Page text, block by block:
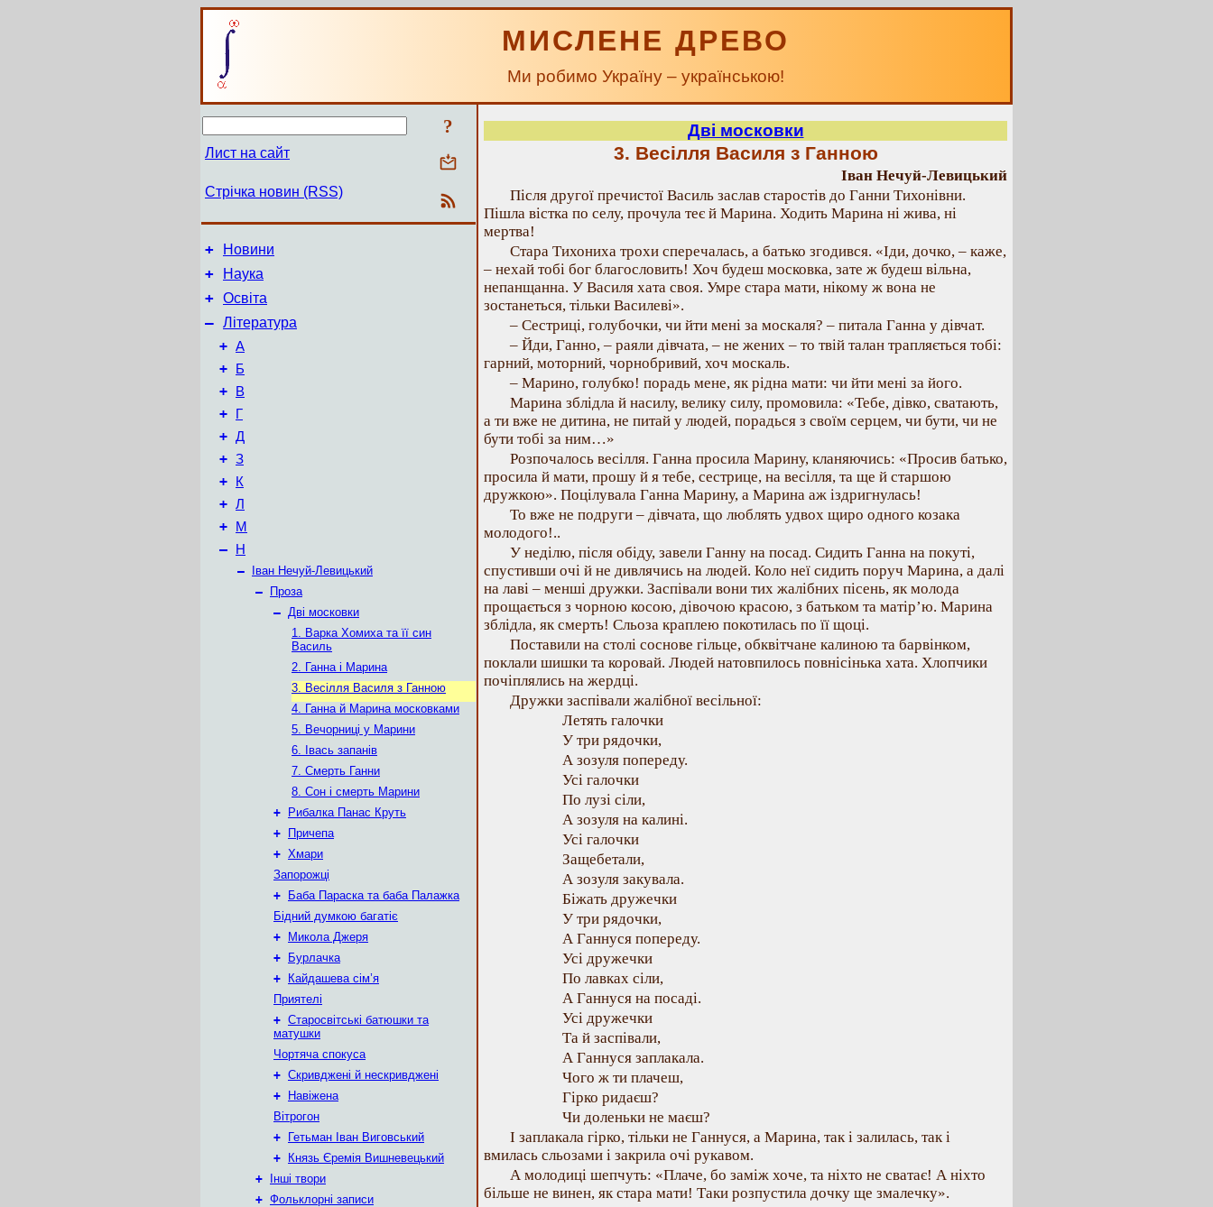
МИСЛЕНЕ ДРЕВО
Ми робимо Україну – українською!
?
Лист на сайт
Стрічка новин (RSS)
+ Новини
+ Наука
+ Освіта
– Література
+ А
+ Б
+ В
+ Г
+ Д
+ З
+ К
+ Л
+ М
– Н
–
Іван Нечуй-Левицький
–
Проза
– Дві московки
1. Варка Хомиха та її син
Василь
2. Ганна і Марина
3. Весілля Василя з Ганною
4. Ганна й Марина московками
5. Вечорниці у Марини
6. Івась запанів
7. Смерть Ганни
8. Сон і смерть Марини
+
Рибалка Панас Круть
+
Причепа
+ Хмари
Запорожці
+
Баба Параска та баба Палажка
Бідний думкою багатіє
+
Микола Джеря
+
Бурлачка
+
Кайдашева сім’я
Приятелі
+ Старосвітські батюшки та
матушки
Чортяча спокуса
+ Скривджені й нескривджені
+
Навіжена
Вітрогон
+
Гетьман Іван Виговський
+
Князь Єремія Вишневецький
+
Інші твори
+ Фольклорні записи
Дві московки
3. Весілля Василя з Ганною
Іван Нечуй-Левицький
Після другої пречистої Василь заслав старостів до Ганни Тихонівни.
Пішла вістка по селу, прочула теє й Марина. Ходить Марина ні жива, ні
мертва!
Стара Тихониха трохи сперечалась, а батько згодився. «Іди, дочко, – каже,
– нехай тобі бог благословить! Хоч будеш московка, зате ж будеш вільна,
непанщанна. У Василя хата своя. Умре стара мати, нікому ж вона не
зостанеться, тільки Василеві».
– Сестриці, голубочки, чи йти мені за москаля? – питала Ганна у дівчат.
– Йди, Ганно, – раяли дівчата, – не жених – то твій талан трапляється тобі:
гарний, моторний, чорнобривий, хоч москаль.
– Марино, голубко! порадь мене, як рідна мати: чи йти мені за його.
Марина зблідла й насилу, велику силу, промовила: «Тебе, дівко, сватають,
а ти вже не дитина, не питай у людей, порадься з своїм серцем, чи бути, чи не
бути тобі за ним…»
Розпочалось весілля. Ганна просила Марину, кланяючись: «Просив батько,
просила й мати, прошу й я тебе, сестрице, на весілля, та ще й старшою
дружкою». Поцілувала Ганна Марину, а Марина аж іздригнулась!
То вже не подруги – дівчата, що люблять удвох щиро одного козака
молодого!..
У неділю, після обіду, завели Ганну на посад. Сидить Ганна на покуті,
спустивши очі й не дивлячись на людей. Коло неї сидить поруч Марина, а далі
на лаві – менші дружки. Заспівали вони тих жалібних пісень, як молода
прощається з чорною косою, дівочою красою, з батьком та матір’ю. Марина
зблідла, як смерть! Сльоза краплею покотилась по її щоці.
Поставили на столі соснове гільце, обквітчане калиною та барвінком,
поклали шишки та коровай. Людей натовпилось повнісінька хата. Хлопчики
почіплялись на жердці.
Дружки заспівали жалібної весільної:
Летять галочки
У три рядочки,
А зозуля попереду.
Усі галочки
По лузі сіли,
А зозуля на калині.
Усі галочки
Защебетали,
А зозуля закувала.
Біжать дружечки
У три рядочки,
А Ганнуся попереду.
Усі дружечки
По лавках сіли,
А Ганнуся на посаді.
Усі дружечки
Та й заспівали,
А Ганнуся заплакала.
Чого ж ти плачеш,
Гірко ридаєш?
Чи доленьки не маєш?
І заплакала гірко, тільки не Ганнуся, а Марина, так і залилась, так і
вмилась сльозами і закрила очі рукавом.
А молодиці шепчуть: «Плаче, бо заміж хоче, та ніхто не сватає! А ніхто
більше не винен, як стара мати! Таки розпустила дочку ще змалечку».